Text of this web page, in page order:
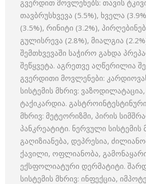
გვერდით მოვლენებს: თავის
თავბრუსხვევა (5.5%), ხველა
(3.5%), რინიტი (3.2%),
გულისრევა (2.8%), მიალგია
შემთხვევაში საჭირო გახდა
შეწყვეტა. აგრეთვე აღწერილია
გვერდითი მოვლენები:
სისტემის მხრივ:
ტაქიკარდია.
მხრივ: მეტეორიზმი, პირის
პანკრეატიტი. ნერვული სისტემის
გაღიზიანება, დეპრესია,
ქავილი, ოფლიანობა,
ექსფოლიატური დერმატიტი.
სისტემის მხრივ: ინფექცია,